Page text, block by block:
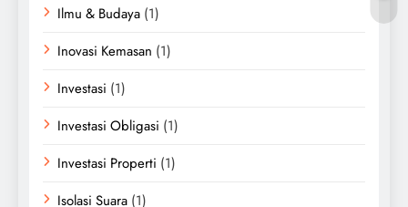
Ilmu & Budaya (1)
Inovasi Kemasan (1)
Investasi (1)
Investasi Obligasi (1)
Investasi Properti (1)
Isolasi Suara (1)